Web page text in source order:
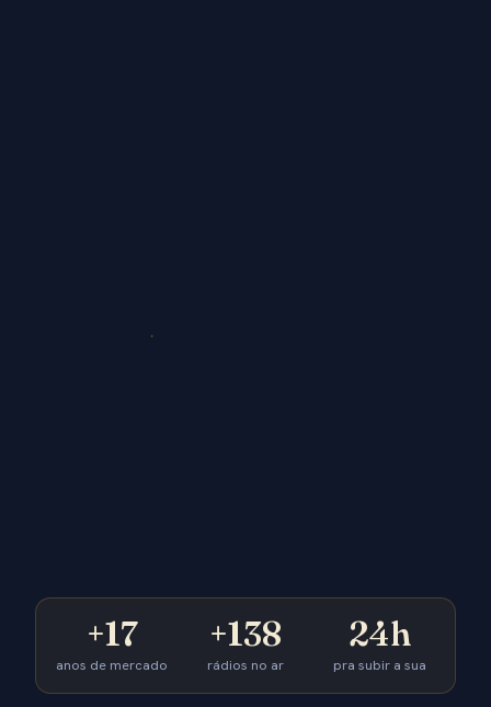
+17
anos de mercado
+138
rádios no ar
24h
pra subir a sua